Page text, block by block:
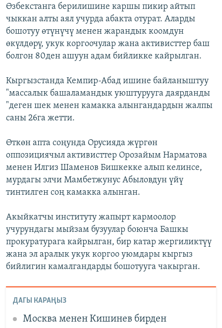
Өзбекстанга берилишине каршы пикир айтып
чыккан алты аял учурда абакта отурат. Аларды
бошотуу өтүнүчү менен жарандык коомдун
өкүлдөрү, укук коргоочулар жана активисттер баш
болгон 80ден ашуун адам бийликке кайрылган.
Кыргызстанда Кемпир-Абад ишине байланыштуу
"массалык башаламандык уюштурууга даярданды
"деген шек менен камакка алынгандардын жалпы
саны 26га жетти.
Өткөн апта соңунда Орусияда жүргөн
оппозициячыл активисттер Орозайым Нарматова
менен Илгиз Шаменов Бишкекке алып келинсе,
мурдагы элчи Мамбетжунус Абыловдун үйү
тинтилген соң камакка алынган.
Акыйкатчы институту жапырт кармоолор
учурундагы мыйзам бузуулар боюнча Башкы
прокуратурага кайрылган, бир катар жергиликтүү
жана эл аралык укук коргоо уюмдары кыргыз
бийлигин камалгандарды бошотууга чакырган.
ДАГЫ КАРАҢЫЗ
Москва менен Кишинев бирден